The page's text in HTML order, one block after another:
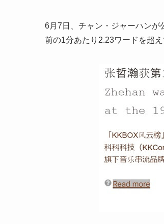
6月7日、チャン・ジャーハンが
前の1分あたり2.23ワードを超